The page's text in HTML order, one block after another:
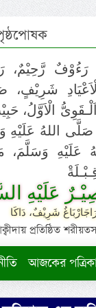
رَءُوْفٌ رَّحِيْمٌ،
شَرِيْفٍ،
الْاَوَّلُ،
اللهُ عَلَيْهِ
وَسَلَّمَ،
عَلَيْهِ
شَرِيْفٌ، دَاكَا
প্রতিষ্ঠিত
আজকের